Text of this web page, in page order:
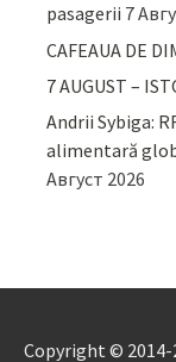
pasagerii 7
CAFEAUA DE
7 AUGUST –
Andrii Sybiga:
alimentară
Август 2026
Copyright ©